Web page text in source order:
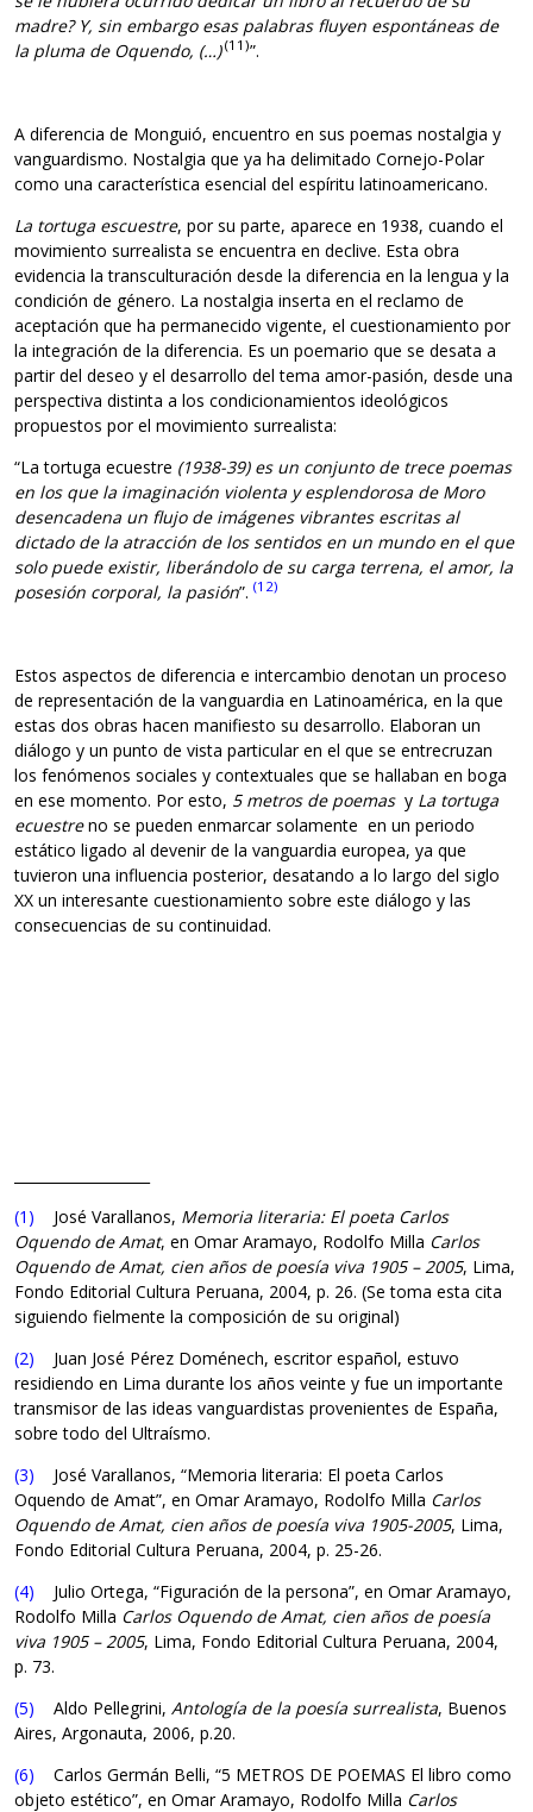
madre? Y, sin embargo esas palabras fluyen espontáneas de
la pluma de Oquendo, (…) (11)”.
A diferencia de Monguió, encuentro en sus poemas nostalgia y
vanguardismo. Nostalgia que ya ha delimitado Cornejo-Polar
como una característica esencial del espíritu latinoamericano.
La tortuga escuestre, por su parte, aparece en 1938, cuando el
movimiento surrealista se encuentra en declive. Esta obra
evidencia la transculturación desde la diferencia en la lengua y la
condición de género. La nostalgia inserta en el reclamo de
aceptación que ha permanecido vigente, el cuestionamiento por
la integración de la diferencia. Es un poemario que se desata a
partir del deseo y el desarrollo del tema amor-pasión, desde una
perspectiva distinta a los condicionamientos ideológicos
propuestos por el movimiento surrealista:
“La tortuga ecuestre (1938-39) es un conjunto de trece poemas
en los que la imaginación violenta y esplendorosa de Moro
desencadena un flujo de imágenes vibrantes escritas al
dictado de la atracción de los sentidos en un mundo en el que
solo puede existir, liberándolo de su carga terrena, el amor, la
posesión corporal, la pasión”. (12)
Estos aspectos de diferencia e intercambio denotan un proceso
de representación de la vanguardia en Latinoamérica, en la que
estas dos obras hacen manifiesto su desarrollo. Elaboran un
diálogo y un punto de vista particular en el que se entrecruzan
los fenómenos sociales y contextuales que se hallaban en boga
en ese momento. Por esto, 5 metros de poemasy La tortuga
ecuestreno se pueden enmarcar solamente en un periodo
estático ligado al devenir de la vanguardia europea, ya que
tuvieron una influencia posterior, desatando a lo largo del siglo
XX un interesante cuestionamiento sobre este diálogo y las
consecuencias de su continuidad.
(1) José Varallanos, Memoria literaria: El poeta Carlos
Oquendo de Amat, en Omar Aramayo, Rodolfo Milla Carlos
Oquendo de Amat, cien años de poesía viva 1905 – 2005, Lima,
Fondo Editorial Cultura Peruana, 2004, p. 26. (Se toma esta cita
siguiendo fielmente la composición de su original)
(2)
Juan José Pérez Doménech, escritor español, estuvo
residiendo en Lima durante los años veinte y fue un importante
transmisor de las ideas vanguardistas provenientes de España,
sobre todo del Ultraísmo.
(3)
José Varallanos, “Memoria literaria: El poeta Carlos
Oquendo de Amat”, en Omar Aramayo, Rodolfo Milla Carlos
Oquendo de Amat, cien años de poesía viva 1905-2005, Lima,
Fondo Editorial Cultura Peruana, 2004, p. 25-26.
(4) Julio Ortega, “Figuración de la persona”, en Omar Aramayo,
Rodolfo Milla Carlos Oquendo de Amat, cien años de poesía
viva 1905 – 2005, Lima, Fondo Editorial Cultura Peruana, 2004,
p. 73.
(5)
Aldo Pellegrini, Antología de la poesía surrealista, Buenos
Aires, Argonauta, 2006, p.20.
(6)
Carlos Germán Belli, “5 METROS DE POEMAS El libro como
objeto estético”, en Omar Aramayo, Rodolfo Milla Carlos